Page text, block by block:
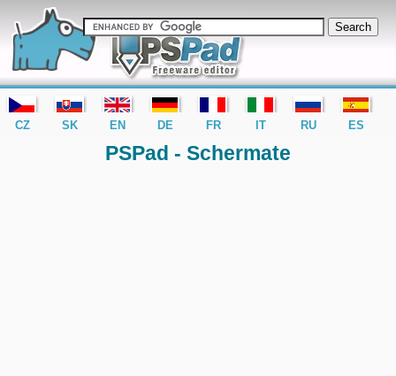
editor PSPad - freeware editor
PSPad - Schermate
CZ SK EN DE FR IT RU ES